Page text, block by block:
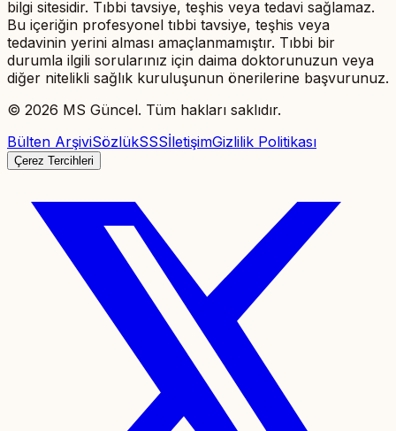
bilgi sitesidir. Tıbbi tavsiye, teşhis veya tedavi sağlamaz.
Bu içeriğin profesyonel tıbbi tavsiye, teşhis veya
tedavinin yerini alması amaçlanmamıştır. Tıbbi bir
durumla ilgili sorularınız için daima doktorunuzun veya
diğer nitelikli sağlık kuruluşunun önerilerine başvurunuz.
© 2026 MS Güncel. Tüm hakları saklıdır.
Bülten ArşiviSözlükSSSİletişimGizlilik Politikası
Çerez Tercihleri